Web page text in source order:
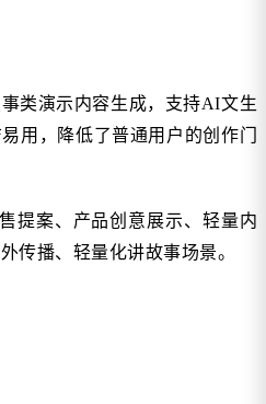
类演示内容生成，支持AI文生
用，降低了普通用户的创作门
提案、产品创意展示、轻量内
传播、轻量化讲故事场景。